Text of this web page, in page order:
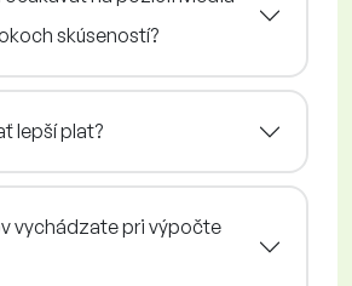
skúseností?
lepší plat?
vychádzate pri výpočte